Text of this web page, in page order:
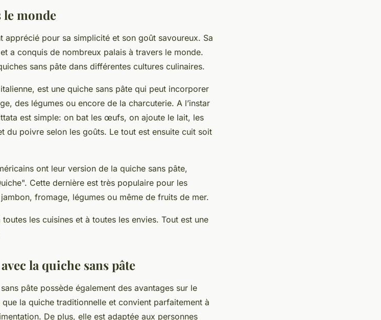
le monde
apprécié pour sa simplicité et son goût savoureux. Sa
a conquis de nombreux palais à travers le monde.
sans pâte dans différentes cultures culinaires.
est une quiche sans pâte qui peut incorporer
des légumes ou encore de la charcuterie. A l’instar
est simple: on bat les œufs, on ajoute le lait, les
du poivre selon les goûts. Le tout est ensuite cuit soit
ont leur version de la quiche sans pâte,
Cette dernière est très populaire pour les
fromage, légumes ou même de fruits de mer.
les cuisines et à toutes les envies. Tout est une
la quiche sans pâte
pâte possède également des avantages sur le
la quiche traditionnelle et convient parfaitement à
De plus, elle est adaptée aux personnes